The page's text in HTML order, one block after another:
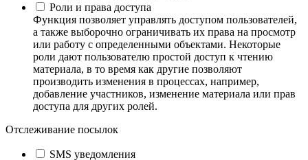
Роли и права доступа
Функция позволяет управлять доступом пользователей,
а также выборочно ограничивать их права на просмотр
или работу с определенными объектами. Некоторые
роли дают пользователю простой доступ к чтению
материала, в то время как другие позволяют
производить изменения в процессах, например,
добавление участников, изменение материала или прав
доступа для других ролей.
Отслеживание посылок
SMS уведомления